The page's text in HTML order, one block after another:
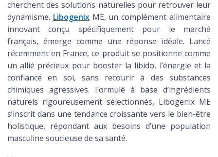
cherchent des solutions naturelles pour retrouver leur
dynamisme. LibogenixME, un complément alimentaire
innovant conçu spécifiquement pour le marché
français, émerge comme une réponse idéale. Lancé
récemment en France, ce produit se positionne comme
un allié précieux pour booster la libido, l’énergie et la
confiance en soi, sans recourir à des substances
chimiques agressives. Formulé à base d’ingrédients
naturels rigoureusement sélectionnés, Libogenix ME
s’inscrit dans une tendance croissante vers le bien-être
holistique, répondant aux besoins d’une population
masculine soucieuse de sa santé.